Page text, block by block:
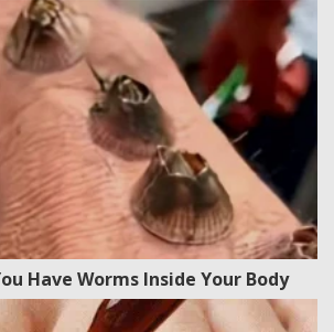
Have Worms Inside Your Body